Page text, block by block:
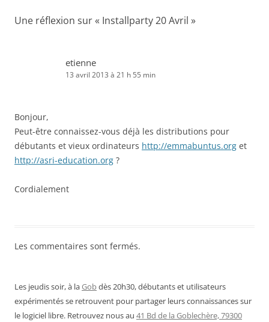
Une réflexion sur « Installparty 20 Avril »
etienne
13 avril 2013 à 21 h 55 min
Bonjour,
Peut-être connaissez-vous déjà les distributions pour
débutants et vieux ordinateurs http://emmabuntus.org et
http://asri-education.org ?
Cordialement
Les commentaires sont fermés.
Les jeudis soir, à laGobdès 20h30, débutants et utilisateurs
expérimentés se retrouvent pour partager leurs connaissances sur
le logiciel libre. Retrouvez nous au 41 Bd de la Goblechère, 79300